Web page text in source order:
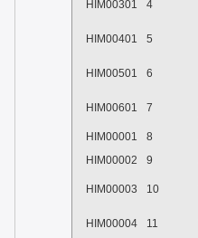
HIM00301 4
HIM00401 5
HIM00501 6
HIM00601 7
HIM00001
8
HIM00002
9
HIM00003 10
HIM00004 11